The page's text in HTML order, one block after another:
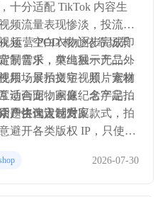
十分适配 TikTok 内容生
频流量表现惨淡，投流转
运营 POD 核心依靠场景
制需求，单纯展示产品外
频，空白衣物逐步完成印
景音乐，突出独一无二的
用场景拍摄短视频，宠物
动画面，家庭纪念产品拍
产生代入感受。
频，展示文字、照片素材
适合宠物画像、名字定制
户咨询定制方案。
题快速设计对应款式，拍
避开各类版权 IP，只使用
2026-07-30